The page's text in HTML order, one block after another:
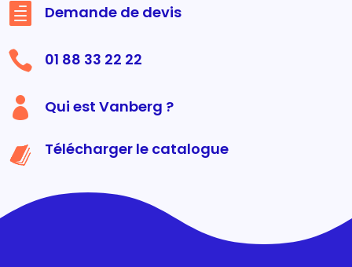
 Demande de devis
 01 88 33 22 22
 Qui est Vanberg ?
Télécharger le catalogue